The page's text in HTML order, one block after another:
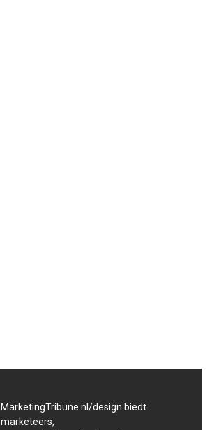
MarketingTribune.nl/design biedt
marketeers,